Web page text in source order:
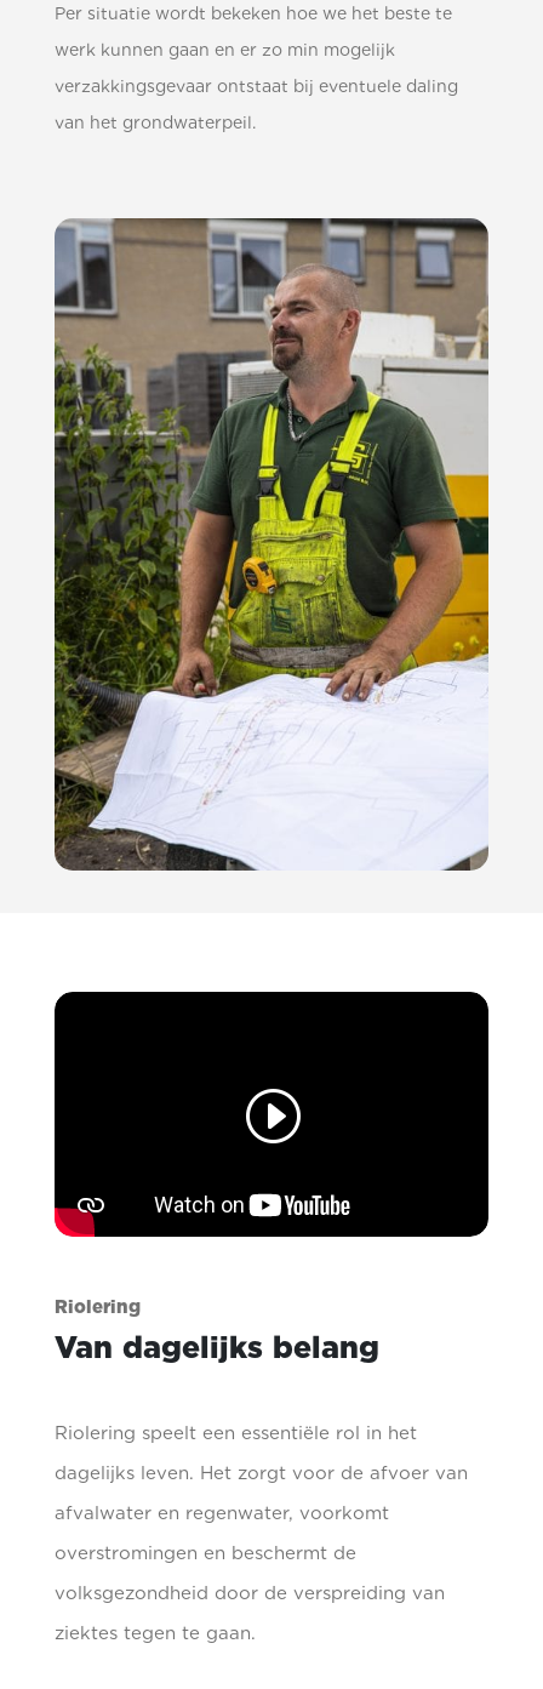
Per situatie wordt bekeken hoe we het beste te
werk kunnen gaan en er zo min mogelijk
verzakkingsgevaar ontstaat bij eventuele daling
van het grondwaterpeil.
Riolering
Van dagelijks belang
Riolering speelt een essentiële rol in het
dagelijks leven. Het zorgt voor de afvoer van
afvalwater en regenwater, voorkomt
overstromingen en beschermt de
volksgezondheid door de verspreiding van
ziektes tegen te gaan.